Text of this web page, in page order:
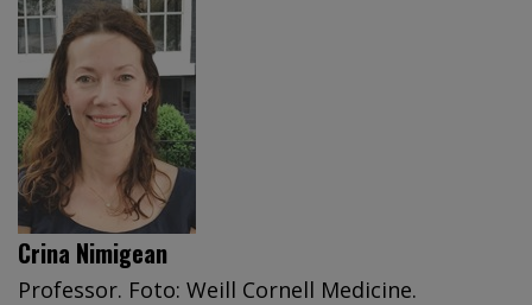
Crina Nimigean
Professor. Foto: Weill Cornell Medicine.